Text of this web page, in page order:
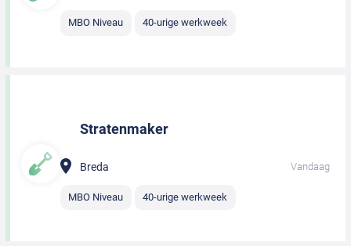
MBO Niveau 40-urige werkweek
Stratenmaker
Breda Vandaag
MBO Niveau 40-urige werkweek